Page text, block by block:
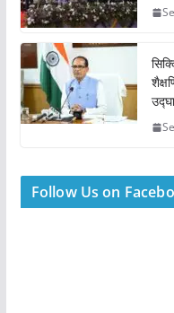
Follow Us on